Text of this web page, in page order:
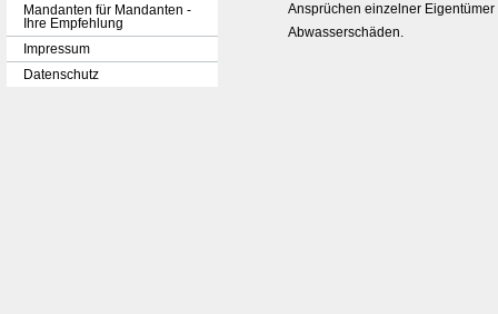
Mandanten für Mandanten -
Ihre Empfehlung
Impressum
Datenschutz
Ansprüchen einzelner
Abwasserschäden.